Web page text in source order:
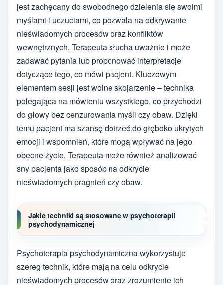
jest zachęcany do swobodnego dzielenia się swoimi
myślami i uczuciami, co pozwala na odkrywanie
nieświadomych procesów oraz konfliktów
wewnętrznych. Terapeuta słucha uważnie i może
zadawać pytania lub proponować interpretacje
dotyczące tego, co mówi pacjent. Kluczowym
elementem sesji jest wolne skojarzenie – technika
polegająca na mówieniu wszystkiego, co przychodzi
do głowy bez cenzurowania myśli czy obaw. Dzięki
temu pacjent ma szansę dotrzeć do głęboko ukrytych
emocji i wspomnień, które mogą wpływać na jego
obecne życie. Terapeuta może również analizować
sny pacjenta jako sposób na odkrycie
nieświadomych pragnień czy obaw.
Jakie techniki są stosowane w psychoterapii
psychodynamicznej
Psychoterapia psychodynamiczna wykorzystuje
szereg technik, które mają na celu odkrycie
nieświadomych procesów oraz zrozumienie ich